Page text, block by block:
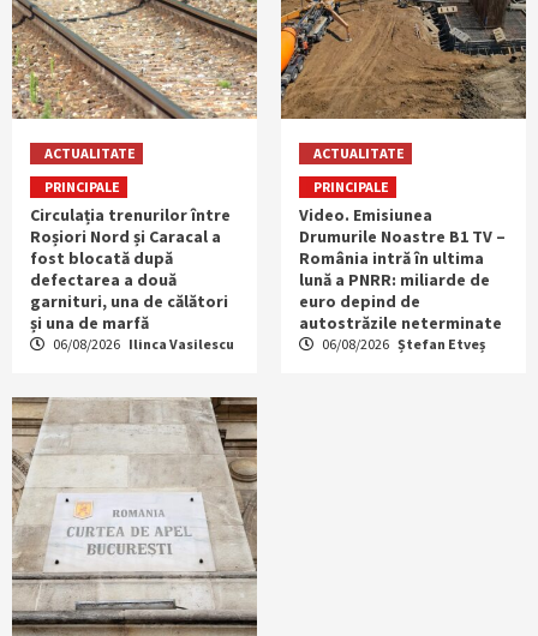
ACTUALITATE
PRINCIPALE
Circulația trenurilor între
Roșiori Nord și Caracal a
fost blocată după
defectarea a două
garnituri, una de călători
și una de marfă
06/08/2026 Ilinca Vasilescu
ACTUALITATE
PRINCIPALE
Video. Emisiunea
Drumurile Noastre B1 TV –
România intră în ultima
lună a PNRR: miliarde de
euro depind de
autostrăzile neterminate
06/08/2026 Ștefan Etveș